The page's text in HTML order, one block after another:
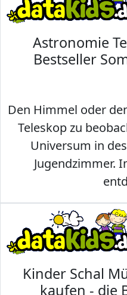
Astronomie
Bestseller
Den Himmel oder
Teleskop zu
Universum in
Jugendzimmer.
Kinder Schal
kaufen - die